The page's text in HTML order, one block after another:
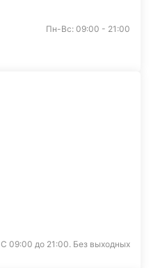
Пн-Вс: 09:00 - 21:00
С 09:00 до 21:00. Без выходных